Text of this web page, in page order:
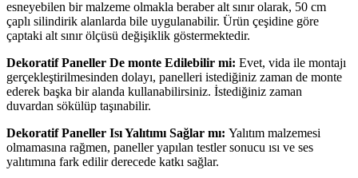
esneyebilen bir malzeme olmakla beraber alt sınır olarak, 50 cm
çaplı silindirik alanlarda bile uygulanabilir. Ürün çeşidine göre
çaptaki alt sınır ölçüsü değişiklik göstermektedir.
Dekoratif Paneller De monte Edilebilir mi: Evet, vida ile montajı
gerçekleştirilmesinden dolayı, panelleri istediğiniz zaman de monte
ederek başka bir alanda kullanabilirsiniz. İstediğiniz zaman
duvardan sökülüp taşınabilir.
Dekoratif Paneller Isı Yalıtımı Sağlar mı: Yalıtım malzemesi
olmamasına rağmen, paneller yapılan testler sonucu ısı ve ses
yalıtımına fark edilir derecede katkı sağlar.